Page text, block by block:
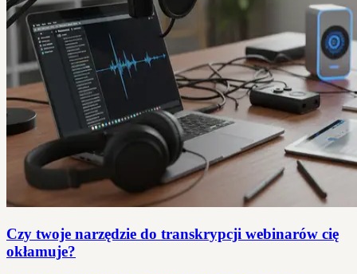
Czy twoje narzędzie do transkrypcji webinarów cię
okłamuje?